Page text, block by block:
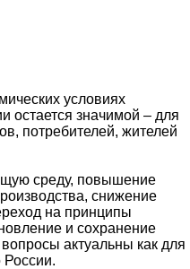
условиях
остается значимой – для
потребителей, жителей
среду, повышение
снижение
на принципы
и сохранение
актуальны как для
России.